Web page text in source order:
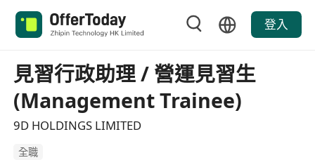
登入
見習行政助理 / 營運見習生
(Management Trainee)
9D HOLDINGS LIMITED
全職